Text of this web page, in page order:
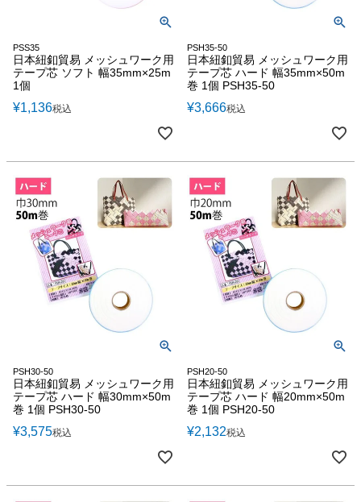
PSS35
日本紐釦貿易 メッシュワーク用
テープ芯 ソフト 幅35mm×25m
1個
¥1,136税込
PSH35-50
日本紐釦貿易 メッシュワーク用
テープ芯 ハード 幅35mm×50m
巻 1個 PSH35-50
¥3,666税込
PSH30-50
日本紐釦貿易 メッシュワーク用
テープ芯 ハード 幅30mm×50m
巻 1個 PSH30-50
¥3,575税込
PSH20-50
日本紐釦貿易 メッシュワーク用
テープ芯 ハード 幅20mm×50m
巻 1個 PSH20-50
¥2,132税込